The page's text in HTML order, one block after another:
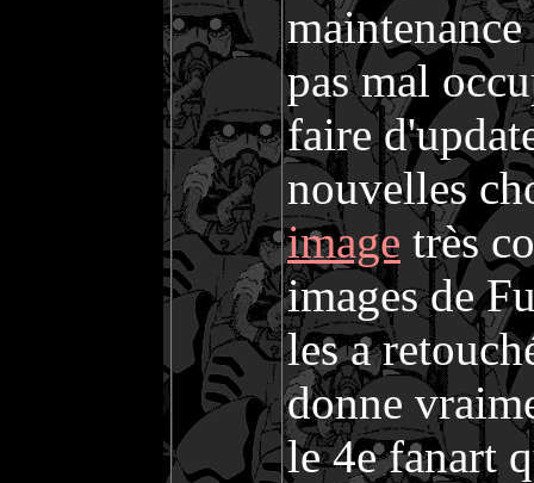
pas mal
faire
nouvelles
image très
images de
les a
donne
le 4e fanart